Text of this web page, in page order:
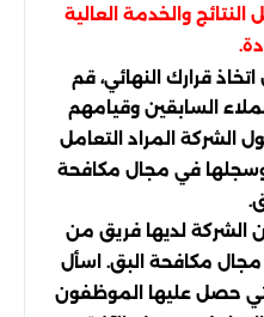
والخدمة العالية
قرارك النهائي، قم
السابقين وقيامهم
الشركة المراد التعامل
في مجال مكافحة
الشركة لديها فريق من
مكافحة البق. اسأل
حصل عليها الموظفون